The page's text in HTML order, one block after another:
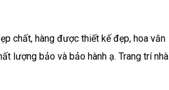
chất, hàng được thiết kế đẹp, hoa văn
lượng bảo và bảo hành ạ. Trang trí nhà